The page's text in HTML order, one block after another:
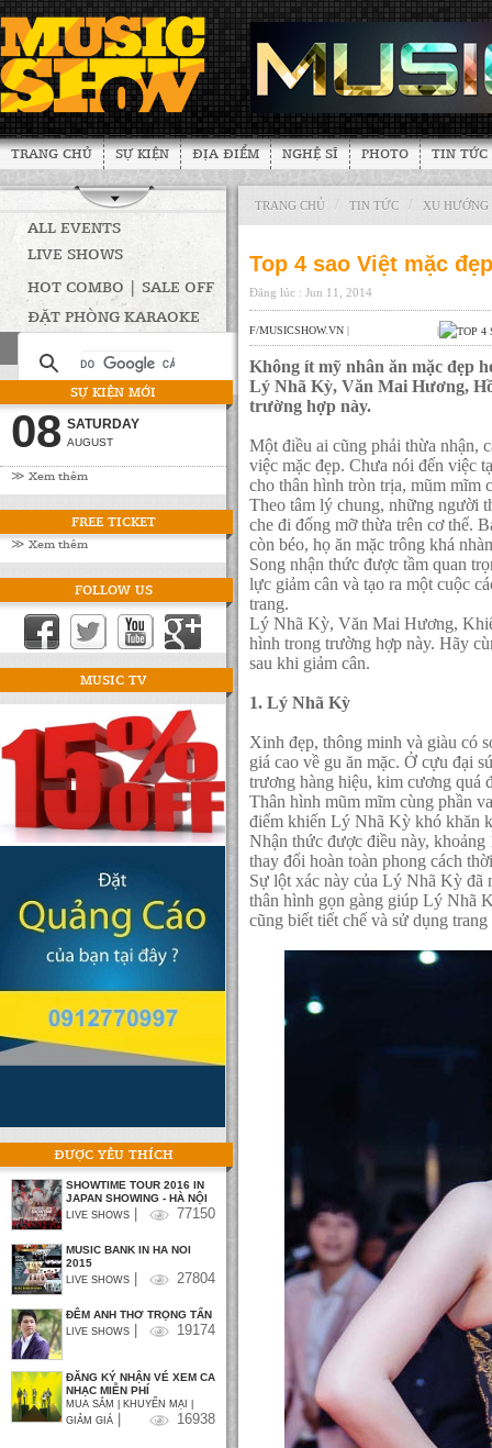
TRANG CHỦ SỰ KIỆN ĐỊA ĐIỂM NGHỆ SĨ PHOTO TIN TỨC
ALL EVENTS
LIVE SHOWS
HOT COMBO | SALE OFF
ĐẶT PHÒNG KARAOKE
SỰ KIỆN MỚI
08 SATURDAY
AUGUST
≫ Xem thêm
FREE TICKET
≫ Xem thêm
FOLLOW US
MUSIC TV
ĐƯỢC YÊU THÍCH
SHOWTIME TOUR 2016 IN
JAPAN SHOWING - HÀ NỘI
LIVE SHOWS 77150
MUSIC BANK IN HA NOI
2015
LIVE SHOWS 27804
ĐÊM ANH THƠ TRỌNG TẤN
LIVE SHOWS 19174
ĐĂNG KÝ NHẬN VÉ XEM CA
NHẠC MIỄN PHÍ
MUA SẮM | KHUYẾN MẠI |
GIẢM GIÁ
16938
TRANG CHỦ / TIN TỨC / XU HƯỚNG
Top 4 sao Việt mặc
Đăng lúc : Jun 11, 2014
F/MUSICSHOW.VN | |
Không ít mỹ nhân ăn mặc đẹp
Lý Nhã Kỳ, Văn Mai Hương,
trường hợp này.
Một điều ai cũng phải thừa nhận,
việc mặc đẹp. Chưa nói đến việc
cho thân hình tròn trịa, mũm mĩm
Theo tâm lý chung, những người
che đi đống mỡ thừa trên cơ thể.
còn béo, họ ăn mặc trông khá
Song nhận thức được tầm quan
lực giảm cân và tạo ra một cuộc
trang.
Lý Nhã Kỳ, Văn Mai Hương,
hình trong trường hợp này. Hãy
sau khi giảm cân.
1. Lý Nhã Kỳ
Xinh đẹp, thông minh và giàu có
giá cao về gu ăn mặc. Ở cựu đại
trương hàng hiệu, kim cương quá
Thân hình mũm mĩm cùng phần
điểm khiến Lý Nhã Kỳ khó khăn
Nhận thức được điều này,
thay đổi hoàn toàn phong cách
Sự lột xác này của Lý Nhã Kỳ đã
thân hình gọn gàng giúp Lý Nhã
cũng biết tiết chế và sử dụng